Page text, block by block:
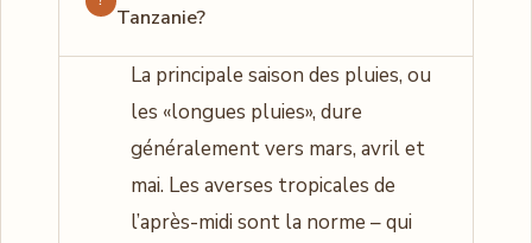
Tanzanie?
La principale saison des pluies, ou
les «longues pluies», dure
généralement vers mars, avril et
mai. Les averses tropicales de
l’après-midi sont la norme – qui